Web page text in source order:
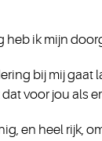
heb ik mijn
bij mij gaat
voor jou als
en heel rijk,